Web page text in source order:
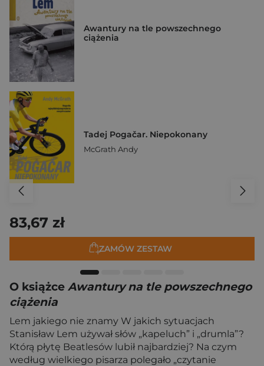
Awantury na tle powszechnego
ciążenia
Tadej Pogačar. Niepokonany
McGrath Andy
83,67 zł
ZAMÓW ZESTAW
O książce Awantury na tle powszechnego
ciążenia
Lem jakiego nie znamy W jakich sytuacjach
Stanisław Lem używał słów „kapeluch” i „drumla”?
Którą płytę Beatlesów lubił najbardziej? Na czym
według wielkiego pisarza polegało „czytanie